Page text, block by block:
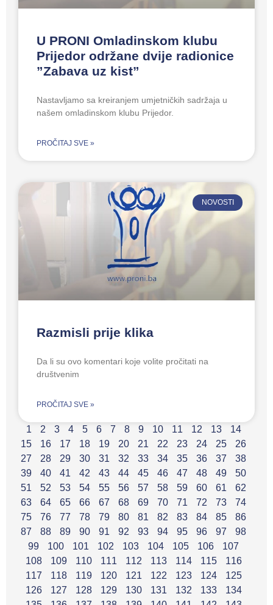
U PRONI Omladinskom klubu
Prijedor održane dvije radionice
”Zabava uz kist”
Nastavljamo sa kreiranjem umjetničkih sadržaja u
našem omladinskom klubu Prijedor.
PROČITAJ SVE »
NOVOSTI
Razmisli prije klika
Da li su ovo komentari koje volite pročitati na
društvenim
PROČITAJ SVE »
1 2 3 4 5 6 7 8 9 10 11 12 13
14
15
16 17 18 19 20 21 22 23 24 25
26
27
28 29 30 31 32 33 34 35 36 37
38
39
40 41 42 43 44 45 46 47 48 49
50
51
52 53 54 55 56 57 58 59 60 61
62
63
64 65 66 67 68 69 70 71 72 73
74
75
76 77 78 79 80 81 82 83 84 85
86
87
88 89 90 91 92 93 94 95 96 97
98
99
100 101 102 103 104 105 106
107
108
109 110 111 112 113 114 115
116
117
118 119 120 121 122 123 124
125
126
127 128 129 130 131 132 133
134